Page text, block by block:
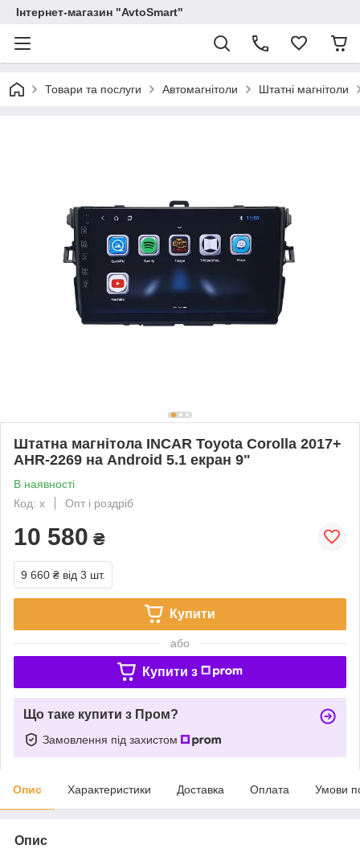
Інтернет-магазин "AvtoSmart"
Товари та послуги Автомагнітоли Штатні магнітоли
Штатна магнітола INCAR Toyota Corolla 2017+
AHR-2269 на Android 5.1 екран 9"
В наявності
Код: х
Опт і роздріб
10 580 ₴
9 660 ₴ від 3 шт.
Купити
або
Купити з
Що таке купити з Пром?
Замовлення під захистом
Опис Характеристики Доставка Оплата Умови
Опис